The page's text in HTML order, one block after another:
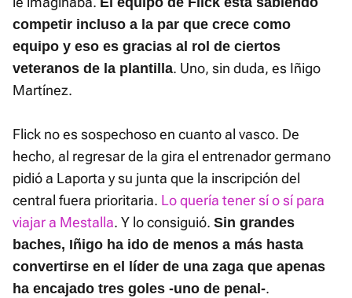
competir incluso a la par que crece como
equipo y eso es gracias al rol de ciertos
veteranos de la plantilla. Uno, sin duda, es Iñigo
Martínez.
Flick no es sospechoso en cuanto al vasco. De
hecho, al regresar de la gira el entrenador germano
pidió a Laporta y su junta que la inscripción del
central fuera prioritaria. Lo quería tener sí o sí para
viajar a Mestalla. Y lo consiguió. Sin grandes
baches, Iñigo ha ido de menos a más hasta
convertirse en el líder de una zaga que apenas
ha encajado tres goles -uno de penal-.